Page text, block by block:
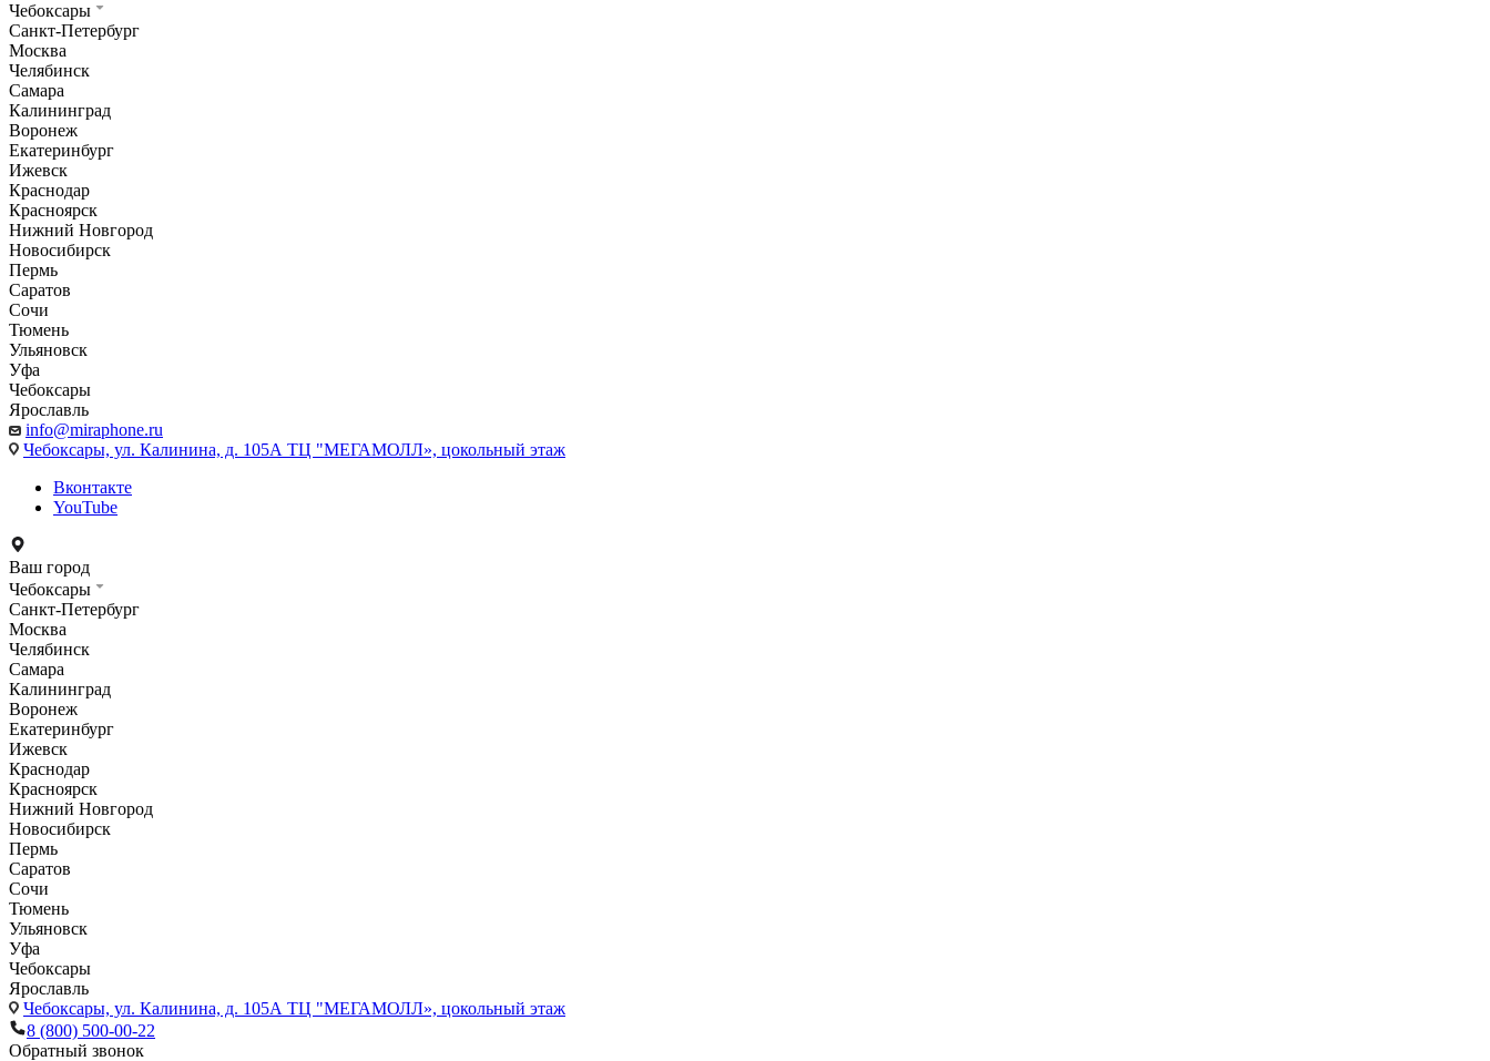
Чебоксары
Санкт-Петербург
Москва
Челябинск
Самара
Калининград
Воронеж
Екатеринбург
Ижевск
Краснодар
Красноярск
Нижний Новгород
Новосибирск
Пермь
Саратов
Сочи
Тюмень
Ульяновск
Уфа
Чебоксары
Ярославль
info@miraphone.ru
Чебоксары, ул. Калинина, д. 105А ТЦ "МЕГАМОЛЛ», цокольный этаж
Вконтакте
YouTube
Ваш город
Чебоксары
Санкт-Петербург
Москва
Челябинск
Самара
Калининград
Воронеж
Екатеринбург
Ижевск
Краснодар
Красноярск
Нижний Новгород
Новосибирск
Пермь
Саратов
Сочи
Тюмень
Ульяновск
Уфа
Чебоксары
Ярославль
Чебоксары, ул. Калинина, д. 105А ТЦ "МЕГАМОЛЛ», цокольный этаж
8 (800) 500-00-22
Обратный звонок